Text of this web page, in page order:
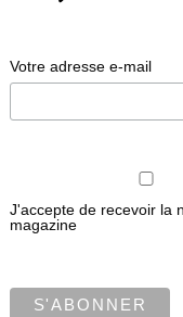
Votre adresse e-mail
J'accepte de recevoir la
magazine